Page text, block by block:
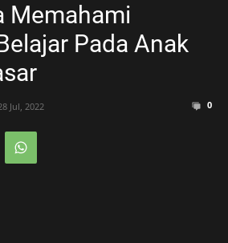
Memahami
Pada Anak
Jul, 2022 0